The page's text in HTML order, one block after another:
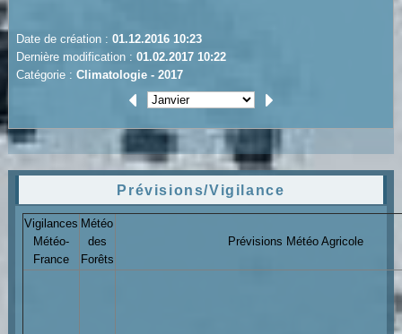
Date de création : 01.12.2016 10:23
Dernière modification : 01.02.2017 10:22
Catégorie : Climatologie - 2017
Prévisions/Vigilance
Vigilances
Météo-
France
Météo
des
Forêts
Prévisions Météo Agricole